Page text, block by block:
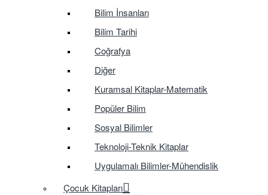
Bilim İnsanları
Bilim Tarihi
Coğrafya
Diğer
Kuramsal Kitaplar-Matematik
Popüler Bilim
Sosyal Bilimler
Teknoloji-Teknik Kitaplar
Uygulamalı Bilimler-Mühendislik
Çocuk Kitapları